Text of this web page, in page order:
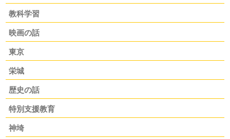
教科学習
映画の話
東京
栄城
歴史の話
特別支援教育
神埼